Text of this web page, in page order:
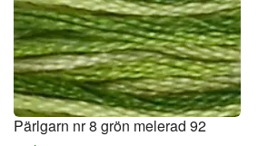
Pärlgarn nr 8 grön melerad 92